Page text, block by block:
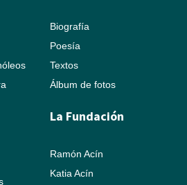
Biografía
Poesía
Textos
Álbum de fotos
La Fundación
Ramón Acín
Katia Acín